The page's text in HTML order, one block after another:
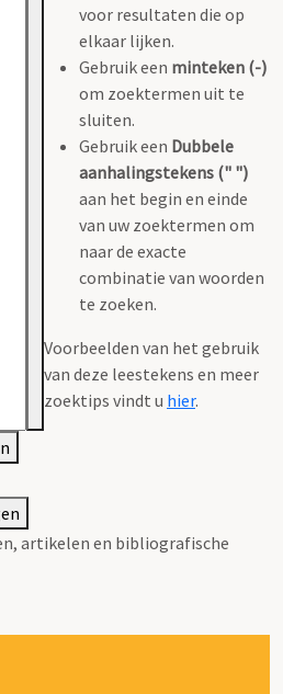
voor resultaten die op
elkaar lijken.
Gebruik een minteken (-)
om zoektermen uit te
sluiten.
Gebruik een Dubbele
aanhalingstekens (" ")
aan het begin en einde
van uw zoektermen om
naar de exacte
combinatie van woorden
te zoeken.
Voorbeelden van het gebruik
van deze leestekens en meer
zoektips vindt u hier.
artikelen en bibliografische